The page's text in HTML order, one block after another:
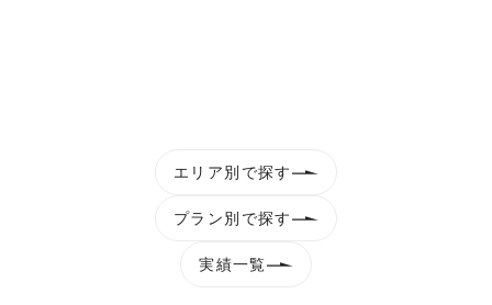
エリア別で探す
プラン別で探す
実績一覧